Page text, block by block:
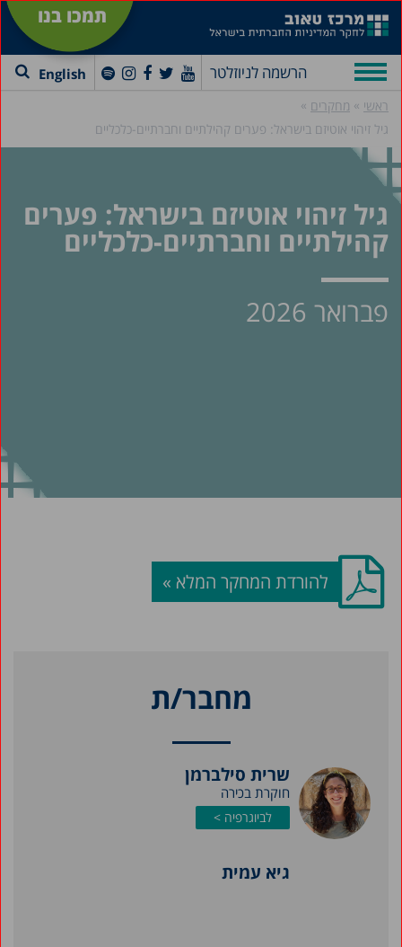
תמכו בנו
הרשמה לניוזלטר English
ראשי » מחקרים »
גיל זיהוי אוטיזם בישראל: פערים קהילתיים וחברתיים-כלכליים
גיל זיהוי אוטיזם בישראל: פערים
קהילתיים וחברתיים-כלכליים
פברואר 2026
להורדת המחקר המלא »
מחבר/ת
שרית סילברמן
חוקרת בכירה
לביוגרפיה >
גיא עמית